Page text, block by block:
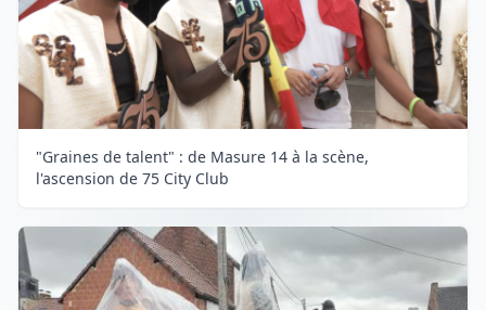
"Graines de talent" : de Masure 14 à la scène,
l'ascension de 75 City Club